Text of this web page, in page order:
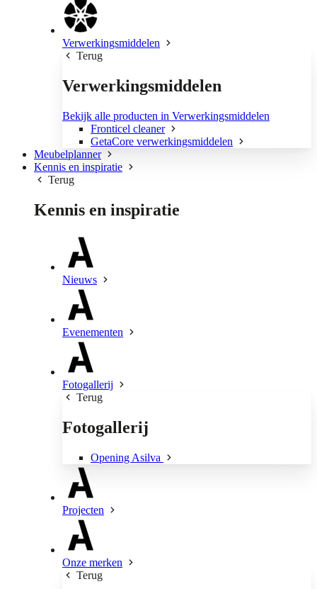
Verwerkingsmiddelen
Terug
Verwerkingsmiddelen
Bekijk alle producten in Verwerkingsmiddelen
Fronticel cleaner
GetaCore verwerkingsmiddelen
Meubelplanner
Kennis en inspiratie
Terug
Kennis en inspiratie
Nieuws
Evenementen
Fotogallerij
Terug
Fotogallerij
Opening Asilva
Projecten
Onze merken
Terug